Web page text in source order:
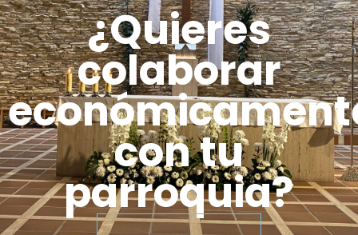
¿Quieres
colaborar
con tu
parroquia?